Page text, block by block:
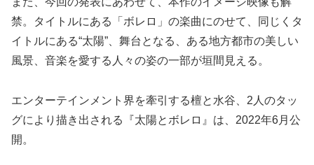
禁。タイトルにある「ボレロ」の楽曲にのせて、同じくタ
イトルにある“太陽”、舞台となる、ある地方都市の美しい
風景、音楽を愛する人々の姿の一部が垣間見える。
エンターテインメント界を牽引する檀と水谷、2人のタッ
グにより描き出される『太陽とボレロ』は、2022年6月公
開。